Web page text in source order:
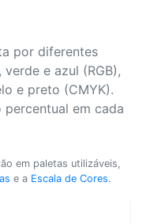
por diferentes
e azul (RGB),
e preto (CMYK).
em cada
em paletas utilizáveis,
e a Escala de Cores.